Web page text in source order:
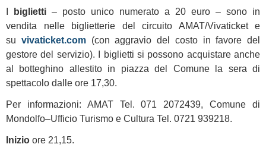
biglietti – posto unico numerato a 20 euro – sono in
vendita nelle biglietterie del circuito AMAT/Vivaticket e
su vivaticket.com(con aggravio del costo in favore del
gestore del servizio). I biglietti si possono acquistare anche
al botteghino allestito in piazza del Comune la sera di
spettacolo dalle ore 17,30.
Per informazioni: AMAT Tel. 071 2072439, Comune di
Mondolfo–Ufficio Turismo e Cultura Tel. 0721 939218.
Inizio ore 21,15.